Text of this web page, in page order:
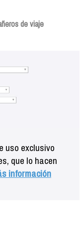
de viaje
uso exclusivo
que lo hacen
información